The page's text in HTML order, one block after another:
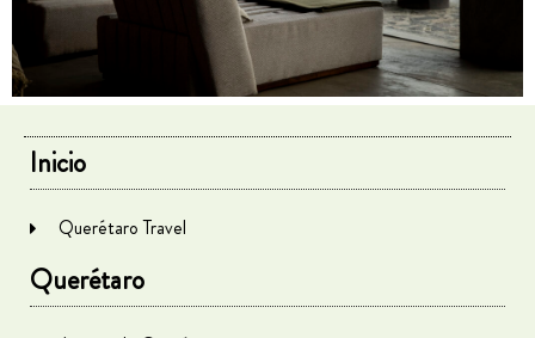
Inicio
Querétaro Travel
Querétaro